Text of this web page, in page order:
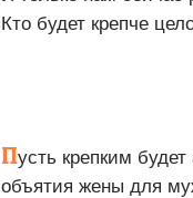
Кто будет крепче
Пусть крепким
объятия жены для